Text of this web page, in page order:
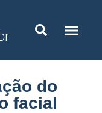
do
facial